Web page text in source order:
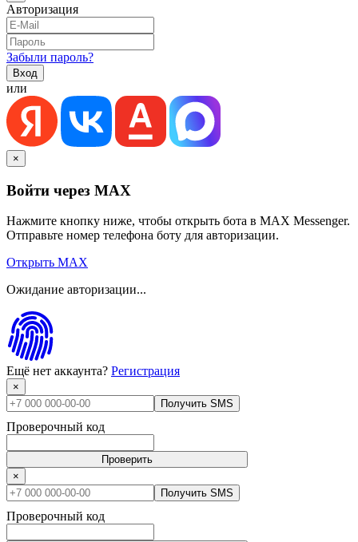
Авторизация
Забыли пароль?
или
×
Войти через MAX
Нажмите кнопку ниже, чтобы открыть бота в MAX Messenger.
Отправьте номер телефона боту для авторизации.
Открыть MAX
Ожидание авторизации...
Ещё нет аккаунта? Регистрация
×
Получить SMS
Проверочный код
Проверить
×
Получить SMS
Проверочный код